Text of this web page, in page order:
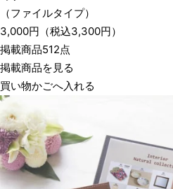
（ファイルタイプ）
3,000円 （税込3,300円）
掲載商品512点
掲載商品を見る
買い物かごへ入れる